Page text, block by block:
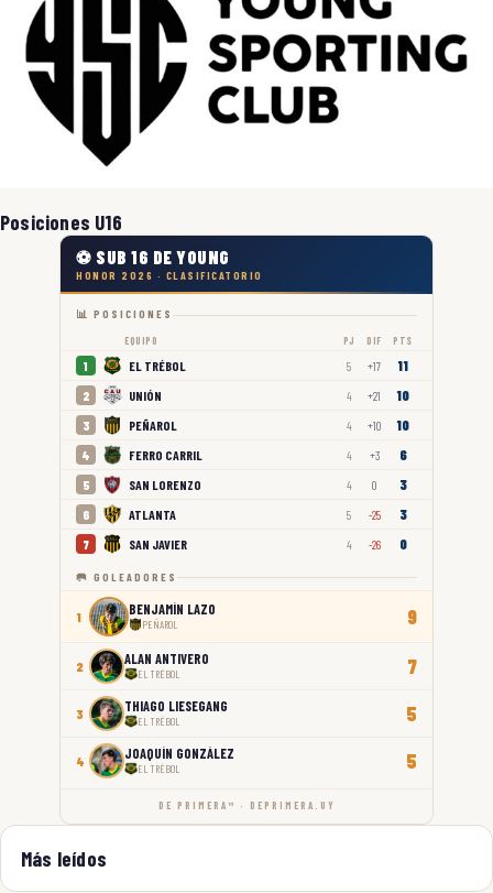
Posiciones U16
⚽ SUB 16 DE YOUNG
HONOR 2026 · CLASIFICATORIO
📊 POSICIONES
EQUIPO PJ DIF PTS
1 EL TRÉBOL 5 +17 11
2 UNIÓN 4 +21 10
3 PEÑAROL 4 +10 10
4 FERRO CARRIL 4 +3 6
5 SAN LORENZO 4 0 3
6 ATLANTA 5 -25 3
7 SAN JAVIER 4 -26 0
🥅 GOLEADORES
1 BENJAMÍN LAZO
PEÑAROL 9
2 ALAN ANTIVERO
EL TRÉBOL 7
3 THIAGO LIESEGANG
EL TRÉBOL 5
4 JOAQUÍN GONZÁLEZ
EL TRÉBOL 5
DE PRIMERA™ · DEPRIMERA.UY
Más leídos